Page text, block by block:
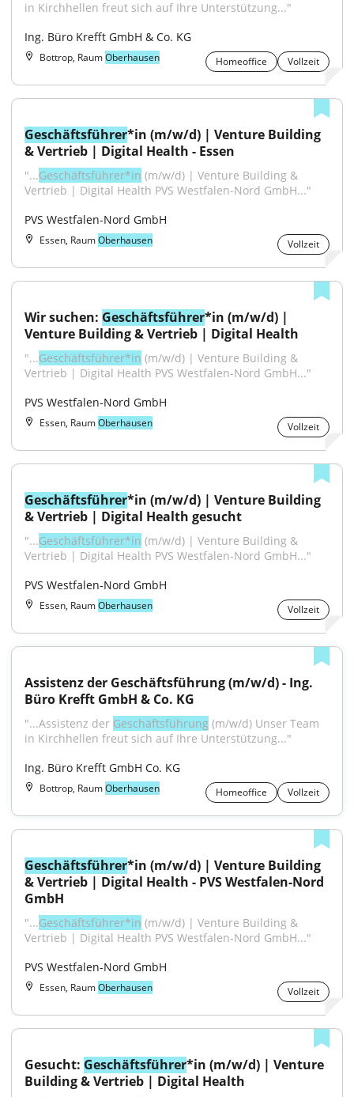
in Kirchhellen freut sich auf Ihre Unterstützung..."
Ing. Büro Krefft GmbH & Co. KG
Bottrop, RaumOberhausen Homeoffice Vollzeit
Geschäftsführer*in (m/w/d) | Venture Building
& Vertrieb | Digital Health - Essen
"...Geschäftsführer*in (m/w/d) | Venture Building &
Vertrieb | Digital Health PVS Westfalen-Nord GmbH..."
PVS Westfalen-Nord GmbH
Essen, RaumOberhausen Vollzeit
Wir suchen: Geschäftsführer*in (m/w/d) |
Venture Building & Vertrieb | Digital Health
"...Geschäftsführer*in (m/w/d) | Venture Building &
Vertrieb | Digital Health PVS Westfalen-Nord GmbH..."
PVS Westfalen-Nord GmbH
Essen, RaumOberhausen Vollzeit
Geschäftsführer*in (m/w/d) | Venture Building
& Vertrieb | Digital Health gesucht
"...Geschäftsführer*in (m/w/d) | Venture Building &
Vertrieb | Digital Health PVS Westfalen-Nord GmbH..."
PVS Westfalen-Nord GmbH
Essen, RaumOberhausen Vollzeit
Assistenz der Geschäftsführung (m/w/d) - Ing.
Büro Krefft GmbH & Co. KG
"...Assistenz der Geschäftsführung (m/w/d) Unser Team
in Kirchhellen freut sich auf Ihre Unterstützung..."
Ing. Büro Krefft GmbH Co. KG
Bottrop, RaumOberhausen Homeoffice Vollzeit
Geschäftsführer*in (m/w/d) | Venture Building
& Vertrieb | Digital Health - PVS Westfalen-Nord
GmbH
"...Geschäftsführer*in (m/w/d) | Venture Building &
Vertrieb | Digital Health PVS Westfalen-Nord GmbH..."
PVS Westfalen-Nord GmbH
Essen, RaumOberhausen Vollzeit
Gesucht: Geschäftsführer*in (m/w/d) | Venture
Building & Vertrieb | Digital Health